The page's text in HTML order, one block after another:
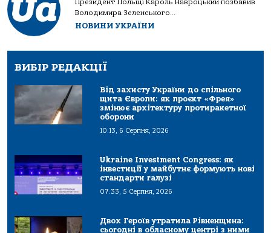
Президент Польщі Кароль Навроцький позбавив
Володимира Зеленського...
НОВИНИ УКРАЇНИ
ВИБІР РЕДАКЦІЇ
Від захисту України до спільного
щита Європи: як проєкт «Фрея»
змінює архітектуру протиракетної
оборони
10:13, 6 Серпня, 2026
Ukraine Investment Congress: як
інвестиції у майбутнє формують нові
стандарти галузі
07:33, 5 Серпня, 2026
Двох Героїв утратила Рівненщина:
сьогодні в обласному центрі з ними